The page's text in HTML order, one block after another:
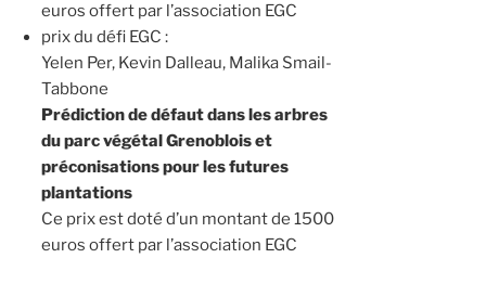
euros offert par l’association EGC
prix du défi EGC :
Yelen Per, Kevin Dalleau, Malika Smail-
Tabbone
Prédiction de défaut dans les arbres
du parc végétal Grenoblois et
préconisations pour les futures
plantations
Ce prix est doté d’un montant de 1500
euros offert par l’association EGC